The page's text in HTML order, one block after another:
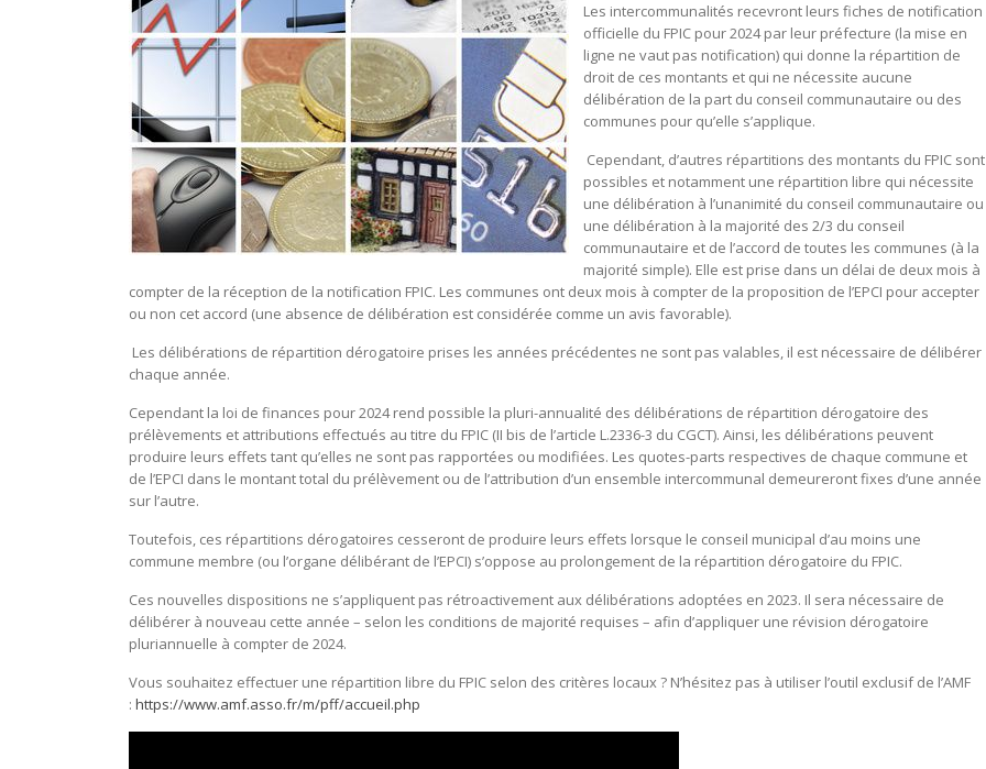
Les intercommunalités recevront leurs fiches de notification
officielle du FPIC pour 2024 par leur préfecture (la mise en
ligne ne vaut pas notification) qui donne la répartition de
droit de ces montants et qui ne nécessite aucune
délibération de la part du conseil communautaire ou des
communes pour qu’elle s’applique.
Cependant, d’autres répartitions des montants du FPIC sont
possibles et notamment une répartition libre qui nécessite
une délibération à l’unanimité du conseil communautaire ou
une délibération à la majorité des 2/3 du conseil
communautaire et de l’accord de toutes les communes (à la
majorité simple). Elle est prise dans un délai de deux mois à
compter de la réception de la notification FPIC. Les communes ont deux mois à compter de la proposition de l’EPCI pour accepter
ou non cet accord (une absence de délibération est considérée comme un avis favorable).
Les délibérations de répartition dérogatoire prises les années précédentes ne sont pas valables, il est nécessaire de délibérer
chaque année.
Cependant la loi de finances pour 2024 rend possible la pluri-annualité des délibérations de répartition dérogatoire des
prélèvements et attributions effectués au titre du FPIC (II bis de l’article L.2336-3 du CGCT). Ainsi, les délibérations peuvent
produire leurs effets tant qu’elles ne sont pas rapportées ou modifiées. Les quotes-parts respectives de chaque commune et
de l’EPCI dans le montant total du prélèvement ou de l’attribution d’un ensemble intercommunal demeureront fixes d’une année
sur l’autre.
Toutefois, ces répartitions dérogatoires cesseront de produire leurs effets lorsque le conseil municipal d’au moins une
commune membre (ou l’organe délibérant de l’EPCI) s’oppose au prolongement de la répartition dérogatoire du FPIC.
Ces nouvelles dispositions ne s’appliquent pas rétroactivement aux délibérations adoptées en 2023. Il sera nécessaire de
délibérer à nouveau cette année – selon les conditions de majorité requises – afin d’appliquer une révision dérogatoire
pluriannuelle à compter de 2024.
Vous souhaitez effectuer une répartition libre du FPIC selon des critères locaux ? N’hésitez pas à utiliser l’outil exclusif de l’AMF
: https://www.amf.asso.fr/m/pff/accueil.php